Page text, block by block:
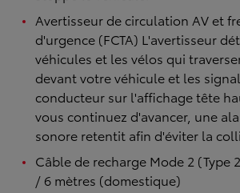
Avertisseur de circulation AV et
d'urgence (FCTA) L'avertisseur
véhicules et les vélos qui
devant votre véhicule et les
conducteur sur l'affichage tête
vous continuez d'avancer, une
sonore retentit afin d'éviter la
Câble de recharge Mode 2 (Type
/ 6 mètres (domestique)